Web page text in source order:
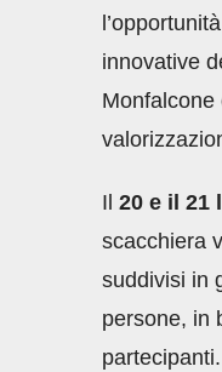
innovative
Monfalcone
Il 20 e il 21
scacchiera
suddivisi in
persone, in
partecipanti.